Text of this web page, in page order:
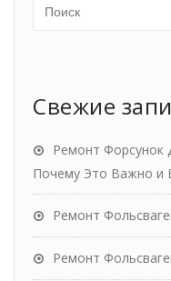
Свежие
Ремонт Форсунок
Почему Это Важно и
Ремонт
Ремонт